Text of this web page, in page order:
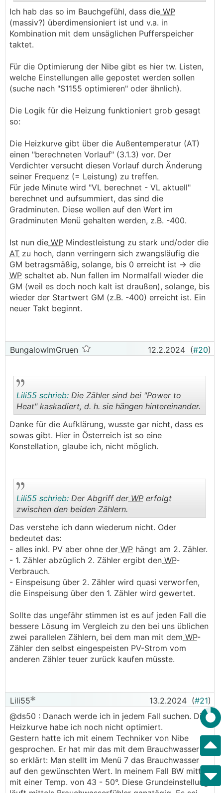
Ich hab das so im Bauchgefühl, dass die WP
(massiv?) überdimensioniert ist und v.a. in
Kombination mit dem unsäglichen Pufferspeicher
taktet.
Für die Optimierung der Nibe gibt es hier tw. Listen,
welche Einstellungen alle gepostet werden sollen
(suche nach "S1155 optimieren" oder ähnlich).
Die Logik für die Heizung funktioniert grob gesagt
so:
Die Heizkurve gibt über die Außentemperatur (AT)
einen "berechneten Vorlauf" (3.1.3) vor. Der
Verdichter versucht diesen Vorlauf durch Änderung
seiner Frequenz (= Leistung) zu treffen.
Für jede Minute wird "VL berechnet - VL aktuell"
berechnet und aufsummiert, das sind die
Gradminuten. Diese wollen auf den Wert im
Gradminuten Menü gehalten werden, z.B. -400.
Ist nun die WP Mindestleistung zu stark und/oder die
AT zu hoch, dann verringern sich zwangsläufig die
GM betragsmäßig, solange, bis 0 erreicht ist -> die
WP schaltet ab. Nun fallen im Normalfall wieder die
GM (weil es doch noch kalt ist draußen), solange, bis
wieder der Startwert GM (z.B. -400) erreicht ist. Ein
neuer Takt beginnt.
BungalowImGruen 12.2.2024 (#20)
..
Lili55 schrieb: Die Zähler sind bei "Power to
Heat" kaskadiert, d. h. sie hängen hintereinander.
Danke für die Aufklärung, wusste gar nicht, dass es
sowas gibt. Hier in Österreich ist so eine
Konstellation, glaube ich, nicht möglich.
Lili55 schrieb: Der Abgriff derWP erfolgt
zwischen den beiden Zählern.
Das verstehe ich dann wiederum nicht. Oder
bedeutet das:
- alles inkl. PV aber ohne der WP hängt am 2. Zähler.
- 1. Zähler abzüglich 2. Zähler ergibt den WP-
Verbrauch.
- Einspeisung über 2. Zähler wird quasi verworfen,
die Einspeisung über den 1. Zähler wird gewertet.
Sollte das ungefähr stimmen ist es auf jeden Fall die
bessere Lösung im Vergleich zu den bei uns üblichen
zwei parallelen Zählern, bei dem man mit dem WP-
Zähler den selbst eingespeisten PV-Strom vom
anderen Zähler teuer zurück kaufen müsste.
Lili55 13.2.2024 (#21)
@ds50 : Danach werde ich in jedem Fall suchen. Die
Heizkurve habe ich noch nicht optimiert.
Gestern hatte ich mit einem Techniker von Nibe
gesprochen. Er hat mir das mit dem Brauchwasser
so erklärt: Man stellt im Menü 7 das Brauchwasser
auf den gewünschten Wert. In meinem Fall BW mittel
mit einer Temp. von 43 - 50°. Diese Grundeinstellung